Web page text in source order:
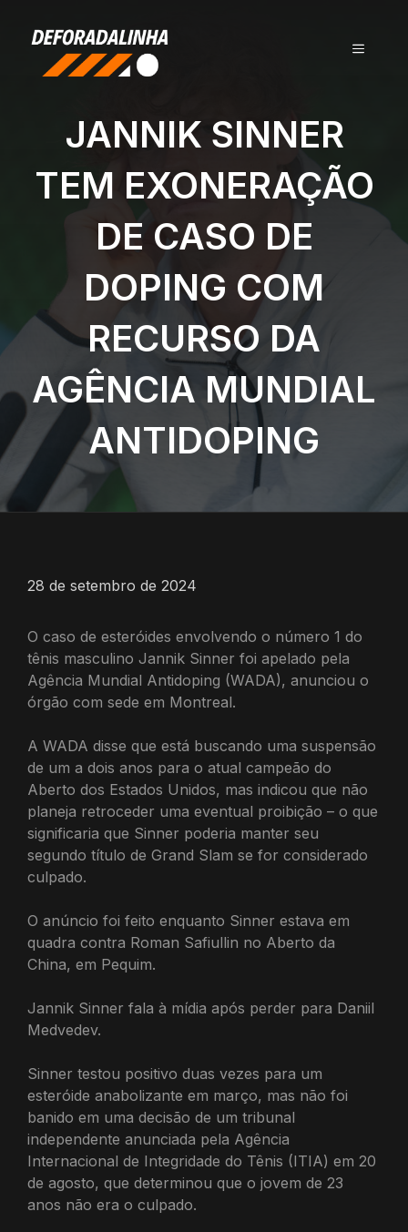
conteúdo
MENU
JANNIK SINNER
TEM EXONERAÇÃO
DE CASO DE
DOPING COM
RECURSO DA
AGÊNCIA MUNDIAL
ANTIDOPING
28 de setembro de 2024
O caso de esteróides envolvendo o número 1 do
tênis masculino Jannik Sinner foi apelado pela
Agência Mundial Antidoping (WADA), anunciou o
órgão com sede em Montreal.
A WADA disse que está buscando uma suspensão
de um a dois anos para o atual campeão do
Aberto dos Estados Unidos, mas indicou que não
planeja retroceder uma eventual proibição – o que
significaria que Sinner poderia manter seu
segundo título de Grand Slam se for considerado
culpado.
O anúncio foi feito enquanto Sinner estava em
quadra contra Roman Safiullin no Aberto da
China, em Pequim.
Jannik Sinner fala à mídia após perder para Daniil
Medvedev.
Sinner testou positivo duas vezes para um
esteróide anabolizante em março, mas não foi
banido em uma decisão de um tribunal
independente anunciada pela Agência
Internacional de Integridade do Tênis (ITIA) em 20
de agosto, que determinou que o jovem de 23
anos não era o culpado.